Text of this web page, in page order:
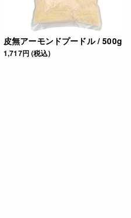
皮無アーモンドプードル / 500g
1,717円 (税込)